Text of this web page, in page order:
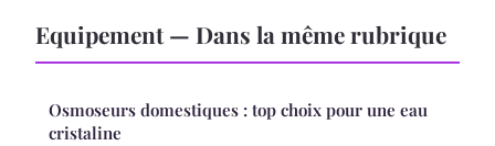
Equipement — Dans la même rubrique
Osmoseurs domestiques : top choix pour une eau
cristaline